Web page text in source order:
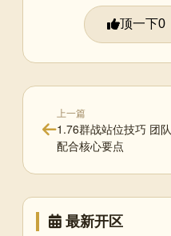
顶一下0
上一篇
1.76群战站位技巧 团队
配合核心要点
最新开区